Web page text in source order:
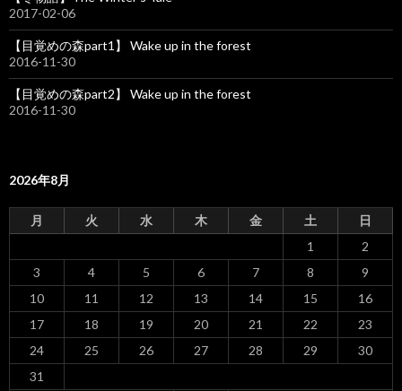
2017-02-06
【目覚めの森part1】 Wake up in the forest
2016-11-30
【目覚めの森part2】 Wake up in the forest
2016-11-30
2026年8月
月 火 水 木 金 土
日
1
2
3
4 5 6 7 8
9
10
11 12 13 14 15
16
17
18 19 20 21 22
23
24
25 26 27 28 29
30
31